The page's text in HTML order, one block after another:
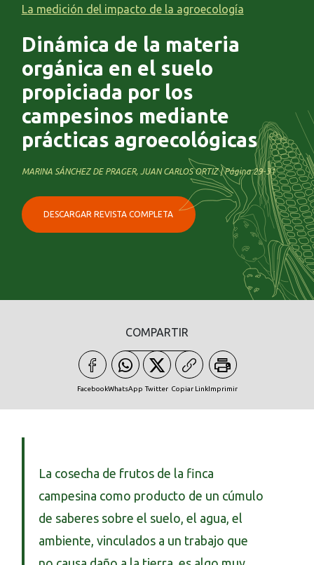
La medición del impacto de la agroecología
Dinámica de la materia
orgánica en el suelo
propiciada por los
campesinos mediante
prácticas agroecológicas
MARINA SÁNCHEZ DE PRAGER, JUAN CARLOS ORTIZ | Página 29-31
DESCARGAR REVISTA COMPLETA
COMPARTIR
FacebookWhatsApp Twitter Copiar LinkImprimir
La cosecha de frutos de la finca
campesina como producto de un cúmulo
de saberes sobre el suelo, el agua, el
ambiente, vinculados a un trabajo que